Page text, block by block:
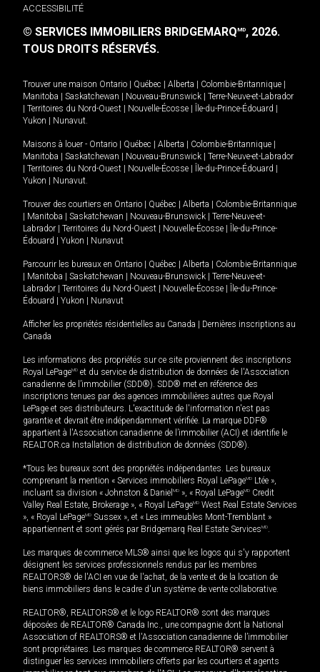
ACCESSIBILITÉ
© SERVICES IMMOBILIERS BRIDGEMARQMD, 2026.
TOUS DROITS RÉSERVÉS.
Trouver une maison Ontario Québec Alberta Colombie-Britannique
Manitoba
Saskatchewan Nouveau-Brunswick
Terre-Neuve-et-Labrador
Territoires du Nord-Ouest Nouvelle-Écosse Île-du-Prince-Édouard
Yukon
Nunavut.
Maisons à louer - Ontario Québec Alberta Colombie-Britannique
Manitoba
Saskatchewan Nouveau-Brunswick
Terre-Neuve-et-Labrador
Territoires du Nord-Ouest Nouvelle-Écosse Île-du-Prince-Édouard
Yukon
Nunavut.
Trouver des courtiers en Ontario Québec Alberta
Colombie-Britannique
Manitoba Saskatchewan Nouveau-Brunswick
Terre-Neuve-et-
Labrador
Territoires du Nord-Ouest Nouvelle-Écosse
Île-du-Prince-
Édouard
Yukon Nunavut
Parcourir les bureaux en Ontario Québec Alberta
Colombie-Britannique
Manitoba Saskatchewan Nouveau-Brunswick
Terre-Neuve-et-
Labrador
Territoires du Nord-Ouest Nouvelle-Écosse
Île-du-Prince-
Édouard
Yukon Nunavut
Afficher les propriétés résidentielles au Canada
Dernières inscriptions au
Canada
Les informations des propriétés sur ce site proviennent des inscriptions
Royal LePageMD et du service de distribution de données de l'Association
canadienne de l’immobilier (SDD®). SDD® met en référence des
inscriptions tenues par des agences immobilières autres que Royal
LePage et ses distributeurs. L'exactitude de l'information n'est pas
garantie et devrait être indépendamment vérifiée. La marque DDF®
appartient à l'Association canadienne de l’immobilier (ACI) et identifie le
REALTOR.ca Installation de distribution de données (SDD®).
*Tous les bureaux sont des propriétés indépendantes. Les bureaux
comprenant la mention « Services immobiliers Royal LePageMD Ltée »,
incluant sa division « Johnston & Daniel MD », « Royal LePageMD Credit
Valley Real Estate, Brokerage », « Royal LePageMD West Real Estate Services
», « Royal LePageMD Sussex », et « Les immeubles Mont-Tremblant »
appartiennent et sont gérés par Bridgemarq Real Estate ServicesMD.
Les marques de commerce MLS® ainsi que les logos qui s'y rapportent
désignent les services professionnels rendus par les membres
REALTORS® de l'ACI en vue de l'achat, de la vente et de la location de
biens immobiliers dans le cadre d'un système de vente collaborative.
REALTOR®, REALTORS® et le logo REALTOR® sont des marques
déposées de REALTOR® Canada Inc., une compagnie dont la National
Association of REALTORS® et l'Association canadienne de l’immobilier
sont propriétaires. Les marques de commerce REALTOR® servent à
distinguer les services immobiliers offerts par les courtiers et agents